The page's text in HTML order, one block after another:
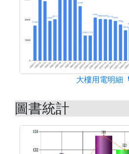
大樓用電明細
圖書統計